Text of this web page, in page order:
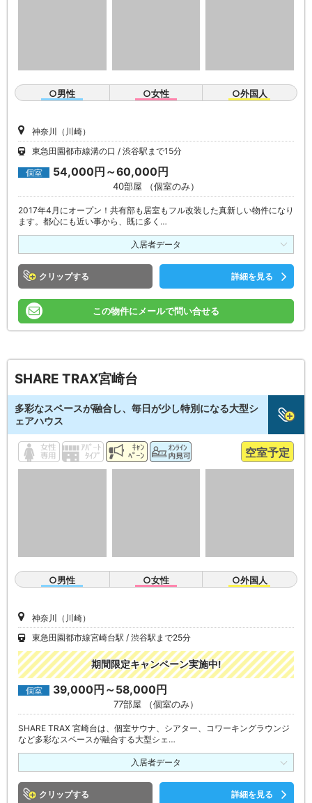
○男性 ○女性 ○外国人
神奈川（川崎）
東急田園都市線溝の口
渋谷駅まで15分
個室 54,000円～60,000円
40部屋 （個室のみ）
2017年4月にオープン！共有部も居室もフル改装した真新しい物件になり
ます。都心にも近い事から、既に多く…
入居者データ
クリップ 詳細を見る
この物件にメールで問い合せる
SHARE TRAX宮崎台
多彩なスペースが融合し、毎日が少し特別になる大型シ
ェアハウス
空室予定
○男性 ○女性 ○外国人
神奈川（川崎）
東急田園都市線宮崎台駅
渋谷駅まで25分
期間限定キャンペーン実施中!
個室 39,000円～58,000円
77部屋 （個室のみ）
SHARE TRAX 宮崎台は、個室サウナ、シアター、コワーキングラウンジ
など多彩なスペースが融合する大型シェ…
入居者データ
クリップ 詳細を見る